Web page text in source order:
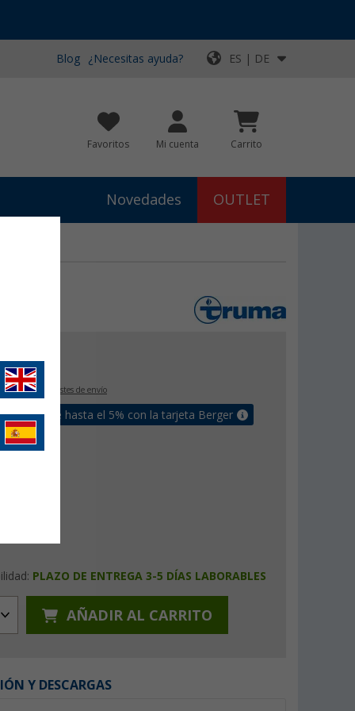
Blog ¿Necesitas ayuda? ES | DE
Favoritos Mi cuenta Carrito
Novedades OUTLET
€
incluido + Costes de envío
bonus de hasta el 5% con la tarjeta Berger
PLAZO DE ENTREGA 3-5 DÍAS LABORABLES
AÑADIR AL CARRITO
Y DESCARGAS